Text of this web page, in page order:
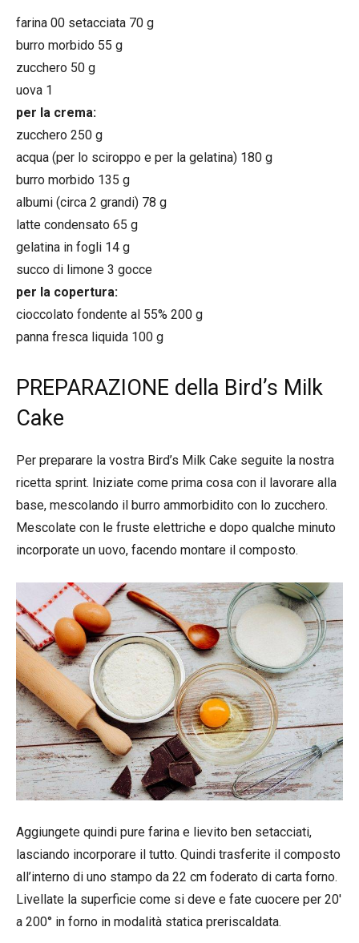
farina 00 setacciata 70 g
burro morbido 55 g
zucchero 50 g
uova 1
per la crema:
zucchero 250 g
acqua (per lo sciroppo e per la gelatina) 180 g
burro morbido 135 g
albumi (circa 2 grandi) 78 g
latte condensato 65 g
gelatina in fogli 14 g
succo di limone 3 gocce
per la copertura:
cioccolato fondente al 55% 200 g
panna fresca liquida 100 g
PREPARAZIONE della Bird’s Milk
Cake
Per preparare la vostra Bird’s Milk Cake seguite la nostra
ricetta sprint. Iniziate come prima cosa con il lavorare alla
base, mescolando il burro ammorbidito con lo zucchero.
Mescolate con le fruste elettriche e dopo qualche minuto
incorporate un uovo, facendo montare il composto.
Aggiungete quindi pure farina e lievito ben setacciati,
lasciando incorporare il tutto. Quindi trasferite il composto
all’interno di uno stampo da 22 cm foderato di carta forno.
Livellate la superficie come si deve e fate cuocere per 20′
a 200° in forno in modalità statica preriscaldata.